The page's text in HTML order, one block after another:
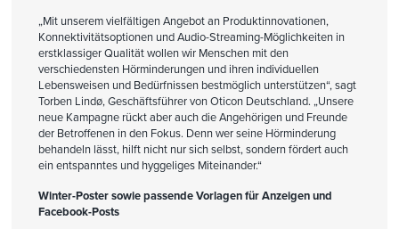
„Mit unserem vielfältigen Angebot an Produktinnovationen,
Konnektivitätsoptionen und Audio-Streaming-Möglichkeiten in
erstklassiger Qualität wollen wir Menschen mit den
verschiedensten Hörminderungen und ihren individuellen
Lebensweisen und Bedürfnissen bestmöglich unterstützen“, sagt
Torben Lindø, Geschäftsführer von Oticon Deutschland. „Unsere
neue Kampagne rückt aber auch die Angehörigen und Freunde
der Betroffenen in den Fokus. Denn wer seine Hörminderung
behandeln lässt, hilft nicht nur sich selbst, sondern fördert auch
ein entspanntes und hyggeliges Miteinander.“
Winter-Poster sowie passende Vorlagen für Anzeigen und
Facebook-Posts